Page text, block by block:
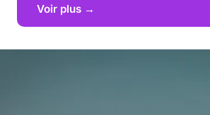
Voir plus →